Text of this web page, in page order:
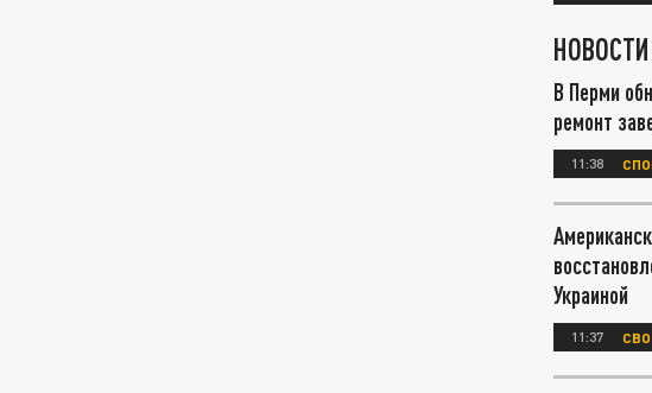
В Перми
ремонт
11:38
Украиной
11:37 СВО